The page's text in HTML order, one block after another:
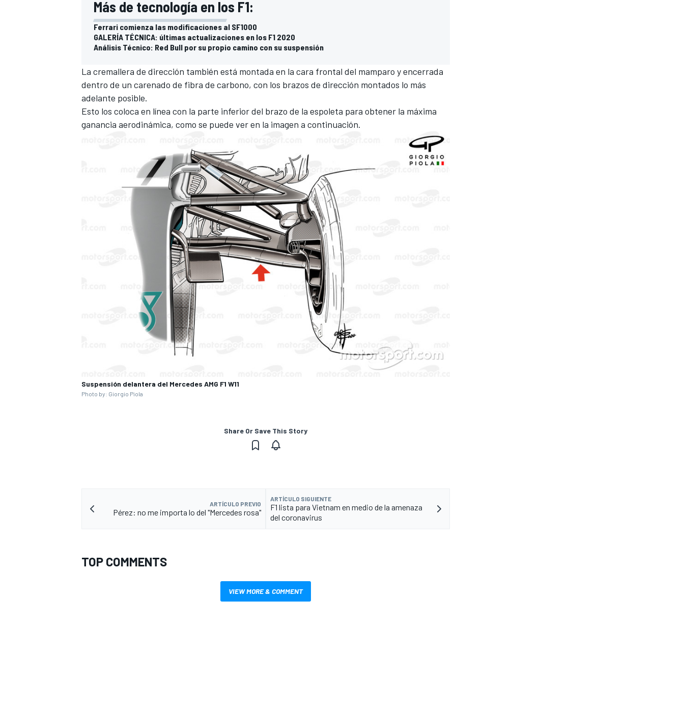
Más de tecnología en los F1:
Ferrari comienza las modificaciones al SF1000
GALERÍA TÉCNICA: últimas actualizaciones en los F1 2020
Análisis Técnico: Red Bull por su propio camino con su suspensión
La cremallera de dirección también está montada en la cara frontal del mamparo y encerrada
dentro de un carenado de fibra de carbono, con los brazos de dirección montados lo más
adelante posible.
Esto los coloca en línea con la parte inferior del brazo de la espoleta para obtener la máxima
ganancia aerodinámica, como se puede ver en la imagen a continuación.
Suspensión delantera del Mercedes AMG F1 W11
Photo by: Giorgio Piola
Share Or Save This Story
ARTÍCULO PREVIO
Pérez: no me importa lo del "Mercedes rosa"
ARTÍCULO SIGUIENTE
F1 lista para Vietnam en medio de la amenaza
del coronavirus
TOP COMMENTS
VIEW MORE & COMMENT